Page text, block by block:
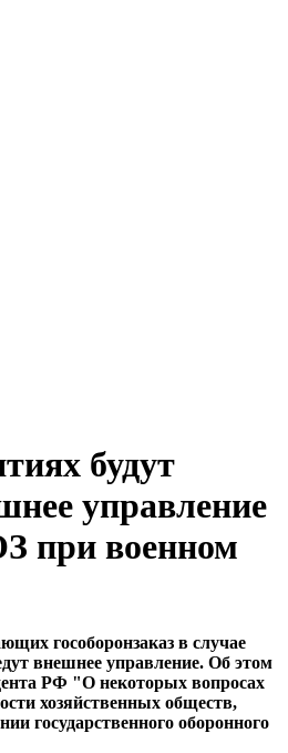
будут
управление
при военном
гособоронзаказ в случае
внешнее управление. Об этом
РФ "О некоторых вопросах
хозяйственных обществ,
государственного оборонного